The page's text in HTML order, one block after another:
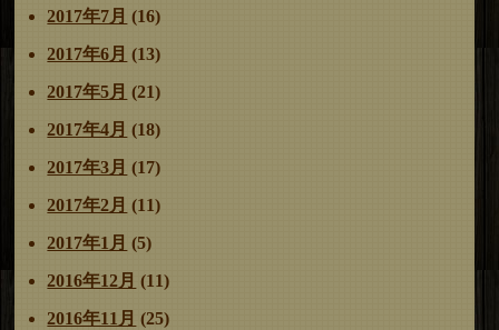
2017年7月 (16)
2017年6月 (13)
2017年5月 (21)
2017年4月 (18)
2017年3月 (17)
2017年2月 (11)
2017年1月 (5)
2016年12月 (11)
2016年11月 (25)